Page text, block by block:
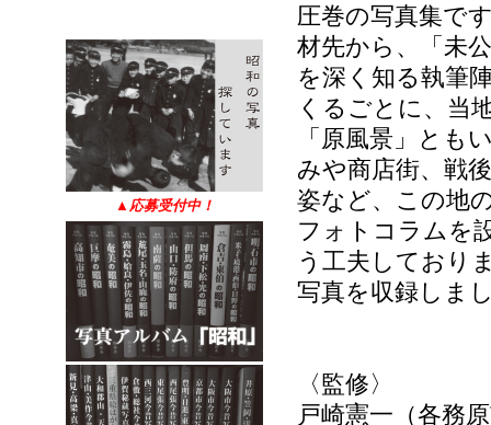
▲ 応募受付中！
圧巻の写真集で
材先から、「未
を深く知る執筆
くるごとに、当
「原風景」とも
みや商店街、戦
姿など、この地
フォトコラムを
う工夫しており
写真を収録しま
〈監修〉
戸崎憲一（各務